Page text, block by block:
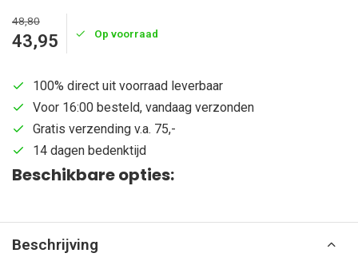
48,80
43,95 Op voorraad
100% direct uit voorraad leverbaar
Voor 16:00 besteld, vandaag verzonden
Gratis verzending v.a. 75,-
14 dagen bedenktijd
Beschikbare opties:
Beschrijving